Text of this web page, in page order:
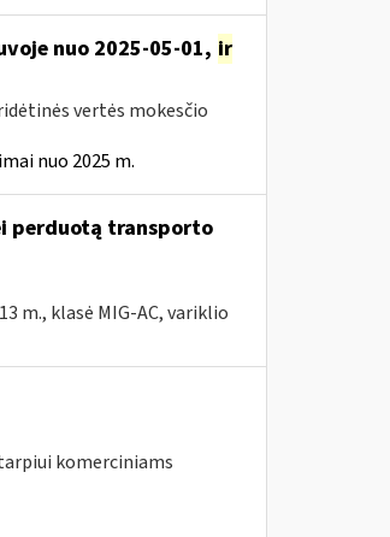
nuo 2025-05-01, ir
vertės mokesčio
nuo 2025 m.
perduotą transporto
m., klasė MIG-AC, variklio
komerciniams